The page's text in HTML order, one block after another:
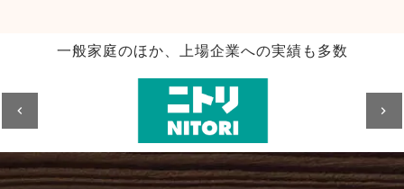
一般家庭のほか、上場企業への実績も多数